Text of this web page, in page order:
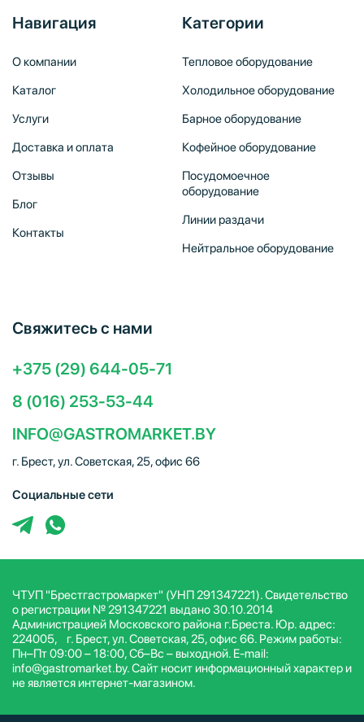
Навигация
О компании
Каталог
Услуги
Доставка и оплата
Отзывы
Блог
Контакты
Категории
Тепловое оборудование
Холодильное оборудование
Барное оборудование
Кофейное оборудование
Посудомоечное
оборудование
Линии раздачи
Нейтральное оборудование
Свяжитесь с нами
+375 (29) 644-05-71
8 (016) 253-53-44
INFO@GASTROMARKET.BY
г. Брест, ул. Советская, 25, офис 66
Социальные сети
ЧТУП "Брестгастромаркет" (УНП 291347221). Свидетельство
о регистрации № 291347221 выдано 30.10.2014
Администрацией Московского района г.Бреста. Юр. адрес:
224005, г. Брест, ул. Советская, 25, офис 66. Режим работы:
Пн–Пт 09:00 – 18:00, Сб–Вс – выходной. E-mail:
info@gastromarket.by. Сайт носит информационный характер и
не является интернет-магазином.